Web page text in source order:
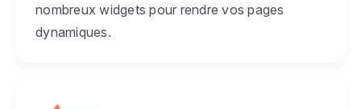
nombreux widgets pour rendre vos pages
dynamiques.